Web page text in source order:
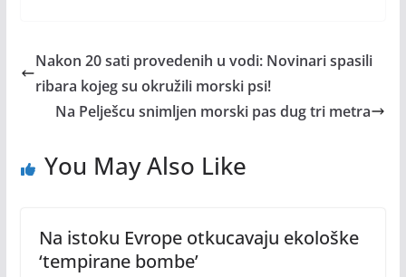
Nakon 20 sati provedenih u vodi: Novinari spasili
ribara kojeg su okružili morski psi!
Na Pelješcu snimljen morski pas dug tri metra
You May Also Like
Na istoku Evrope otkucavaju ekološke
‘tempirane bombe’